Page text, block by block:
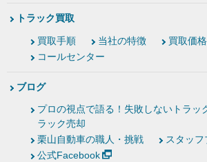
トラック買取
買取手順 当社の特徴
買取価
コールセンター
ブログ
プロの視点で語る！失敗しないトラッ
ラック売却
栗山自動車の職人・挑戦
スタッ
公式Facebook